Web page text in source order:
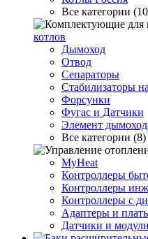
Все категории
котлов
Дымоход
Отвод
Сепараторы
Стабилизаторы
Форсунки
Фугас и Датчики
Элемент
Все категории (8)
MyHeat
Контроллеры
Контроллеры
Контроллеры с
Адаптеры и
Датчики и модули